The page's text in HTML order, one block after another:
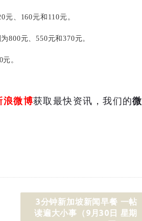
、160元和110元。
800元、550元和370元。
。
浪微博获取最快资讯，我们的微
3分钟新加坡新闻早餐 一帖
读遍大小事（9月30日 星期